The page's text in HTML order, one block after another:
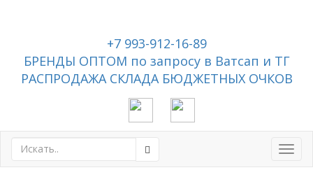
+7 993-912-16-89
БРЕНДЫ ОПТОМ по запросу в Ватсап и ТГ
РАСПРОДАЖА СКЛАДА БЮДЖЕТНЫХ ОЧКОВ